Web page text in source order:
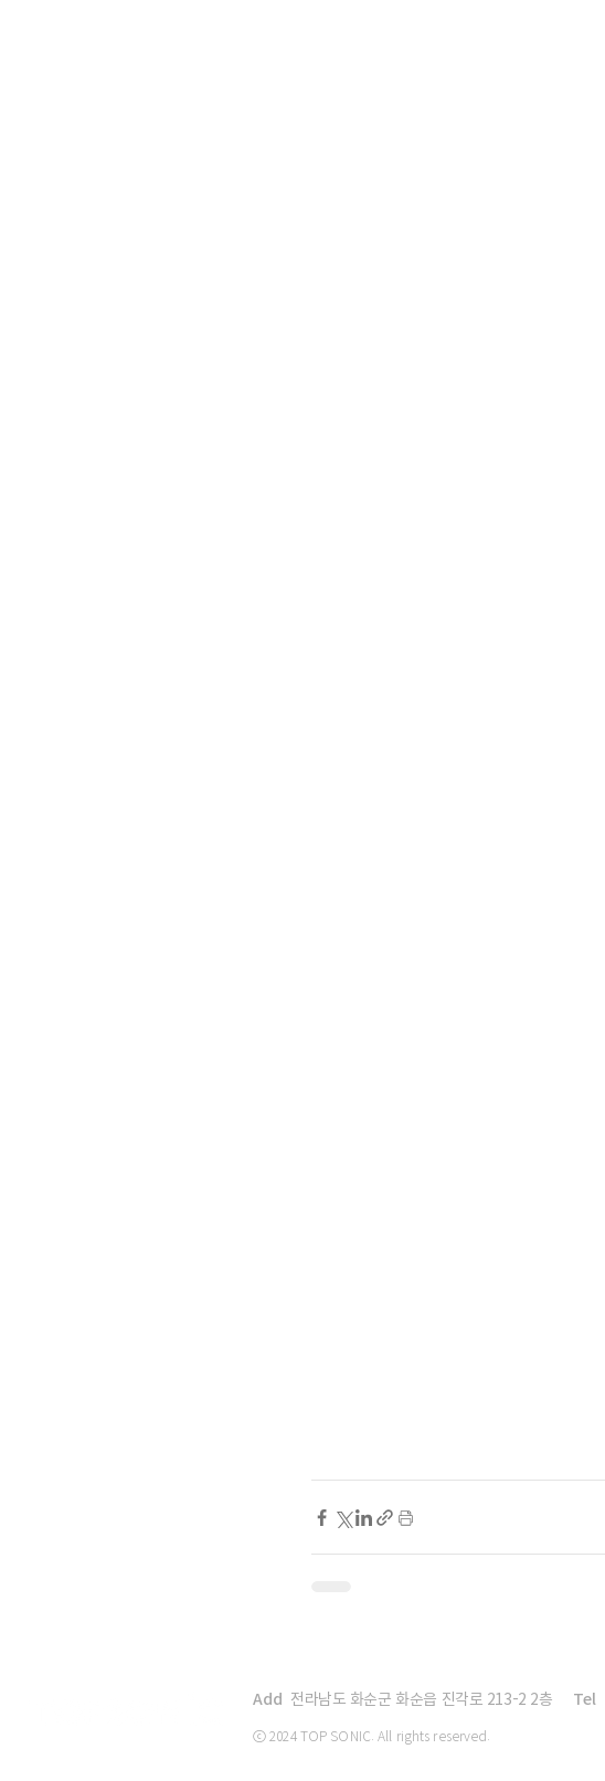
Add 전라남도 화순군 화순읍 진각로 213-2 2층 Tel
ⓒ 2024 TOP SONIC. All rights reserved.